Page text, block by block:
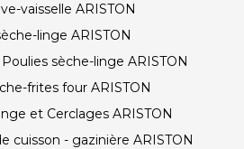
vaisselle ARISTON
linge ARISTON
sèche-linge ARISTON
frites four ARISTON
et Cerclages ARISTON
cuisson - gazinière ARISTON